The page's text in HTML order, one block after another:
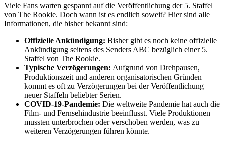
Viele Fans warten gespannt auf die Veröffentlichung der 5. Staffel
von The Rookie. Doch wann ist es endlich soweit? Hier sind alle
Informationen, die bisher bekannt sind:
Offizielle Ankündigung: Bisher gibt es noch keine offizielle
Ankündigung seitens des Senders ABC bezüglich einer 5.
Staffel von The Rookie.
Typische Verzögerungen: Aufgrund von Drehpausen,
Produktionszeit und anderen organisatorischen Gründen
kommt es oft zu Verzögerungen bei der Veröffentlichung
neuer Staffeln beliebter Serien.
COVID-19-Pandemie: Die weltweite Pandemie hat auch die
Film- und Fernsehindustrie beeinflusst. Viele Produktionen
mussten unterbrochen oder verschoben werden, was zu
weiteren Verzögerungen führen könnte.